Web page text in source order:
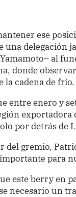
ese
una delegación
al
donde
la cadena de frío.
entre enero y
exportadora
por detrás de
del gremio,
para
este berry en
necesario un